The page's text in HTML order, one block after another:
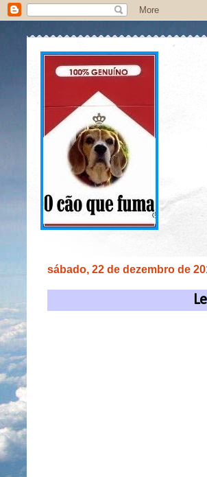
sábado, 22 de dezembro de